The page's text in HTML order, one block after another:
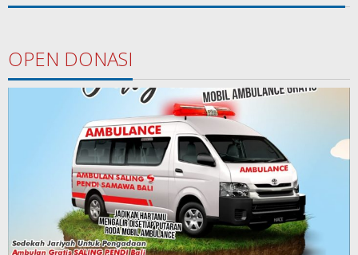
OPEN DONASI